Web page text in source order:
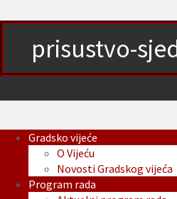
prisustvo-
Gradsko vijeće
O Vijeću
Novosti Gradskog vijeća
Program rada